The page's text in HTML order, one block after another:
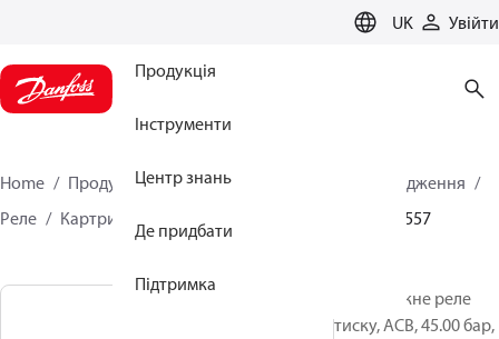
UK Увійти
Продукція
Інструменти
Центр знань
Де придбати
Підтримка
Home Продукція
Кліматичні рішення для охолодження
Реле
Картриджні реле тиску 061F6557
Картриджне реле
тиску, ACB, 45.00 бар,